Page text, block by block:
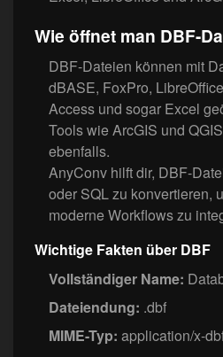
Wie öffnet man DBF-
DBF-Dateien können mit
dBASE, FoxPro,
Access und sogar Excel
Tools wie ArcGIS und
ebenfalls.
AnyConv hilft dir, DBF-
oder SQL zu konvertieren,
moderne Workflows zu
Wichtige Fakten über DBF
Vollständiger Name:
Dateiendung: .dbf
MIME-Typ: application/x-